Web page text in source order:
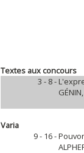
Textes aux concours
3 - 8 -
Varia
9 - 16 -